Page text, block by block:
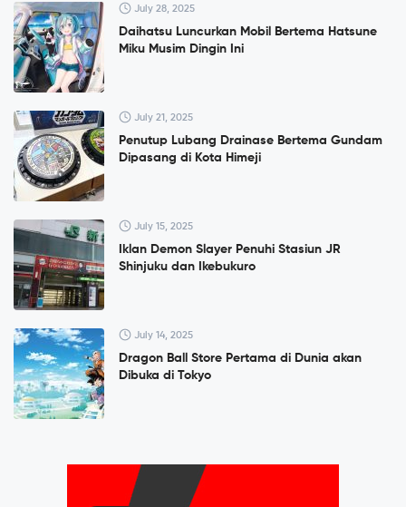
July 28, 2025
Daihatsu Luncurkan Mobil Bertema Hatsune
Miku Musim Dingin Ini
July 21, 2025
Penutup Lubang Drainase Bertema Gundam
Dipasang di Kota Himeji
July 15, 2025
Iklan Demon Slayer Penuhi Stasiun JR
Shinjuku dan Ikebukuro
July 14, 2025
Dragon Ball Store Pertama di Dunia akan
Dibuka di Tokyo